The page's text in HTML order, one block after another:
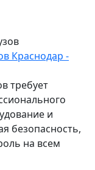
Краснодар -
требует
и
безопасность,
на всем